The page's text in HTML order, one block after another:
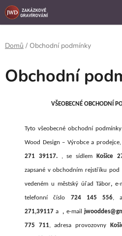
```
Přejít
na
Domů / Obchodní podmínky
Obchodní
VŠEOBECNÉ OBCHODNÍ
Tyto všeobecné obchodní
Wood Design – Výrobce a
271 39117. , se sídlem Košice
zapsané v obchodním rejstříku pod
vedeném u městský úřad Tábor,e-
telefonní číslo 724 145 556,
271,39117 a , e-mail
775 711, adresa provozovny